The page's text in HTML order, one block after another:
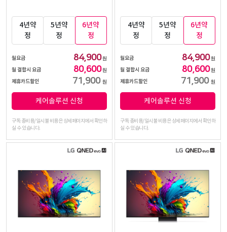
4년약
정
5년약
정
6년약
정
월요금 84,900원
월 결합시 요금
80,600원
제휴카드할인
71,900 원
케어솔루션 신청
구독 총비용/일시불 비용은 상세페이지에서 확인하
실 수 있습니다.
4년약
정
5년약
정
6년약
정
월요금 84,900원
월 결합시 요금
80,600원
제휴카드할인
71,900 원
케어솔루션 신청
구독 총비용/일시불 비용은 상세페이지에서 확인하
실 수 있습니다.